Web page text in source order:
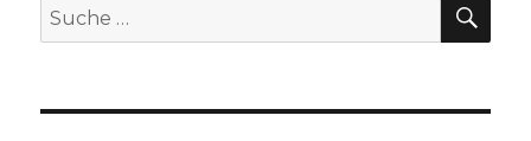
Suche
nach: